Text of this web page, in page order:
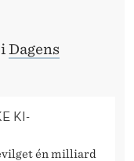
Dagens
KI-
én milliard